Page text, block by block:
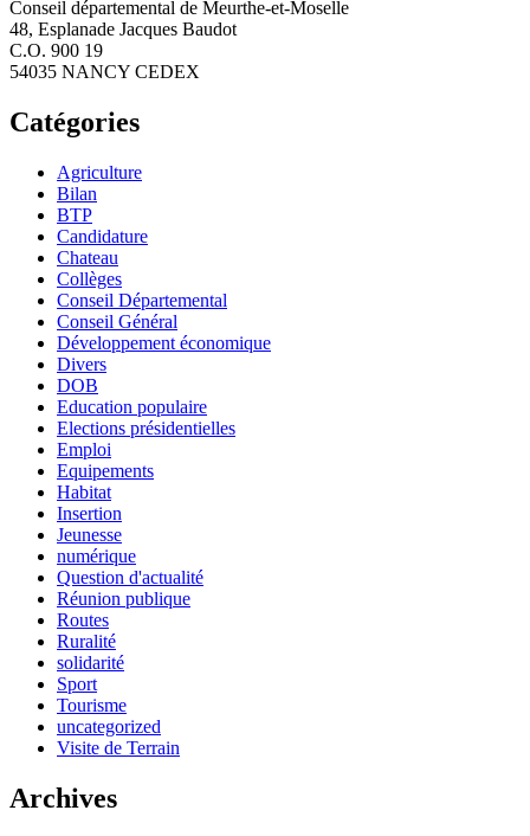
Conseil départemental de Meurthe-et-Moselle
48, Esplanade Jacques Baudot
C.O. 900 19
54035 NANCY CEDEX
Catégories
Agriculture
Bilan
BTP
Candidature
Chateau
Collèges
Conseil Départemental
Conseil Général
Développement économique
Divers
DOB
Education populaire
Elections présidentielles
Emploi
Equipements
Habitat
Insertion
Jeunesse
numérique
Question d'actualité
Réunion publique
Routes
Ruralité
solidarité
Sport
Tourisme
uncategorized
Visite de Terrain
Archives